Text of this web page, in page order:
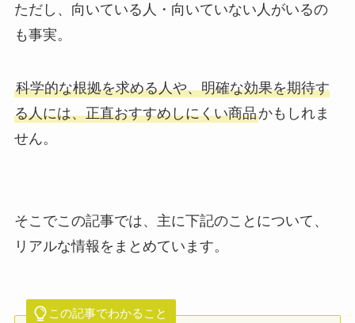
ただし、向いている人・向いていない人がいるの
も事実。
科学的な根拠を求める人や、明確な効果を期待す
る人には、正直おすすめしにくい商品かもしれま
せん。
そこでこの記事では、主に下記のことについて、
リアルな情報をまとめています。
この記事でわかること